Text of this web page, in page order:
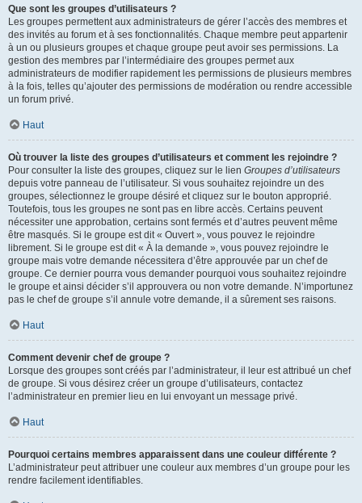
Que sont les groupes d’utilisateurs ?
Les groupes permettent aux administrateurs de gérer l’accès des membres et
des invités au forum et à ses fonctionnalités. Chaque membre peut appartenir
à un ou plusieurs groupes et chaque groupe peut avoir ses permissions. La
gestion des membres par l’intermédiaire des groupes permet aux
administrateurs de modifier rapidement les permissions de plusieurs membres
à la fois, telles qu’ajouter des permissions de modération ou rendre accessible
un forum privé.
Haut
Où trouver la liste des groupes d’utilisateurs et comment les rejoindre ?
Pour consulter la liste des groupes, cliquez sur le lien Groupes d’utilisateurs
depuis votre panneau de l’utilisateur. Si vous souhaitez rejoindre un des
groupes, sélectionnez le groupe désiré et cliquez sur le bouton approprié.
Toutefois, tous les groupes ne sont pas en libre accès. Certains peuvent
nécessiter une approbation, certains sont fermés et d’autres peuvent même
être masqués. Si le groupe est dit « Ouvert », vous pouvez le rejoindre
librement. Si le groupe est dit « À la demande », vous pouvez rejoindre le
groupe mais votre demande nécessitera d’être approuvée par un chef de
groupe. Ce dernier pourra vous demander pourquoi vous souhaitez rejoindre
le groupe et ainsi décider s’il approuvera ou non votre demande. N’importunez
pas le chef de groupe s’il annule votre demande, il a sûrement ses raisons.
Haut
Comment devenir chef de groupe ?
Lorsque des groupes sont créés par l’administrateur, il leur est attribué un chef
de groupe. Si vous désirez créer un groupe d’utilisateurs, contactez
l’administrateur en premier lieu en lui envoyant un message privé.
Haut
Pourquoi certains membres apparaissent dans une couleur différente ?
L’administrateur peut attribuer une couleur aux membres d’un groupe pour les
rendre facilement identifiables.